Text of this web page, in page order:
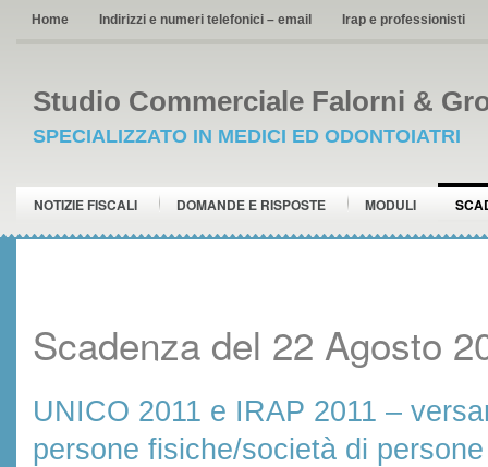
Home Indirizzi e numeri telefonici – email Irap e professionisti
Studio Commerciale Falorni &
SPECIALIZZATO IN MEDICI ED ODONTOIATRI
NOTIZIE FISCALI DOMANDE E RISPOSTE MODULI
Scadenza del 22 Agosto
UNICO 2011 e IRAP 2011 –
persone fisiche/società di persone